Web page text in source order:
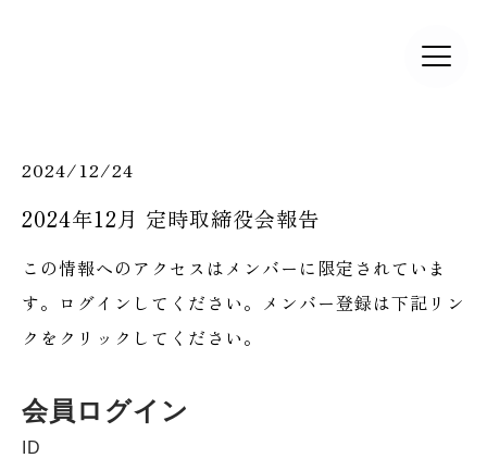
2024/12/24
2024年12月 定時取締役会報告
この情報へのアクセスはメンバーに限定されていま
す。ログインしてください。メンバー登録は下記リン
クをクリックしてください。
会員ログイン
ID